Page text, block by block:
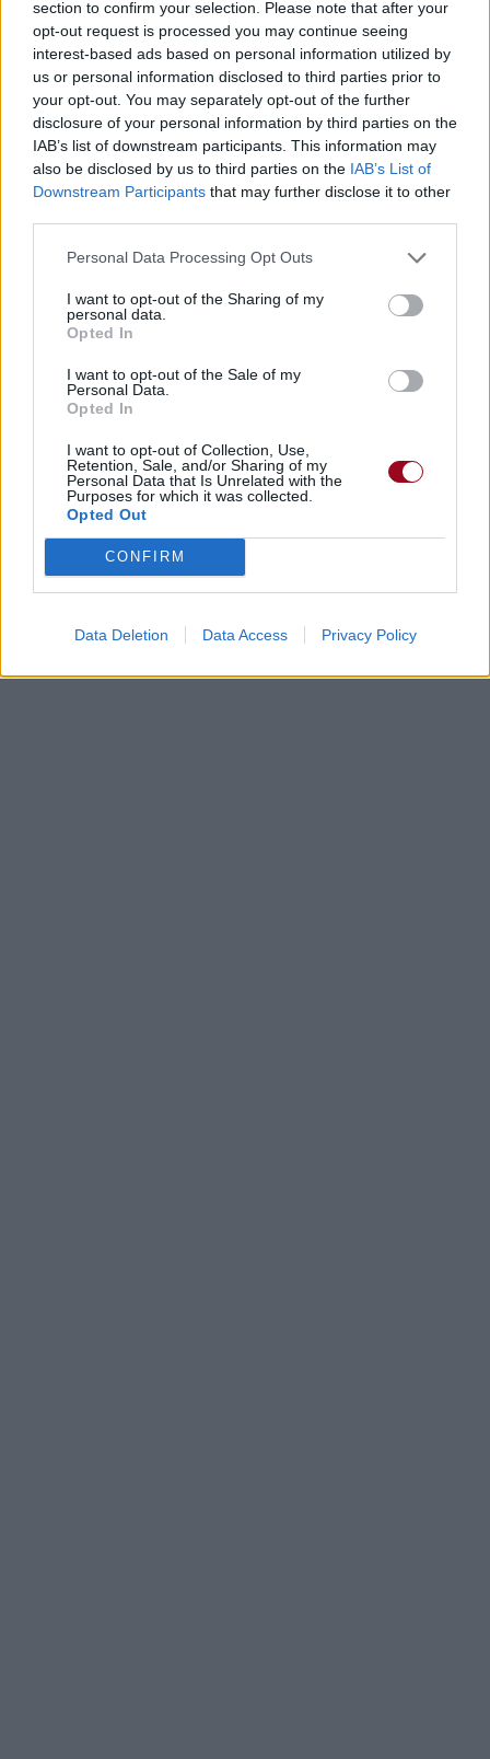
section to confirm your selection. Please note that after your
opt-out request is processed you may continue seeing
interest-based ads based on personal information utilized by
us or personal information disclosed to third parties prior to
your opt-out. You may separately opt-out of the further
disclosure of your personal information by third parties on the
IAB’s list of downstream participants. This information may
also be disclosed by us to third parties on the IAB’s List of
Downstream Participants that may further disclose it to other
Personal Data Processing Opt Outs
I want to opt-out of the Sharing of my
personal data.
Opted In
I want to opt-out of the Sale of my
Personal Data.
Opted In
I want to opt-out of Collection, Use,
Retention, Sale, and/or Sharing of my
Personal Data that Is Unrelated with the
Purposes for which it was collected.
Opted Out
CONFIRM
Data Deletion Data Access Privacy Policy
Télécharger légalement les MP3 ou trouver le CD sur
Trouver des vinyles et des CD sur
Trouver un instrument de musique ou une partition au
meilleur prix sur
⇑
Paroles + Traduction Téléchargement
Vidéos
Commentaires
Paroles + Traduction Téléchargement
Vidéos
Commentaires
Dire «merci» pour cette traduction Corriger une erreur